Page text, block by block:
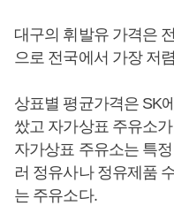
대구의 휘발유 가격은
으로 전국에서 가장 저
상표별 평균가격은 SK
쌌고 자가상표 주유소
자가상표 주유소는 특
러 정유사나 정유제품
는 주유소다.